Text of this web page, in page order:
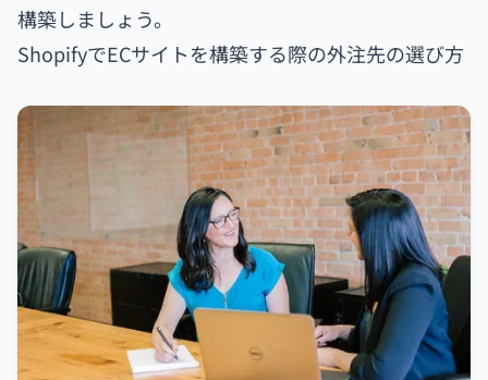
構築しましょう。
ShopifyでECサイトを構築する際の外注先の選び方